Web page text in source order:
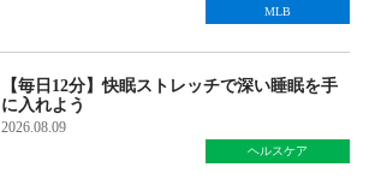
MLB
【毎日12分】快眠ストレッチで深い睡眠を手
に入れよう
2026.08.09
ヘルスケア